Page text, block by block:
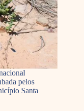
pelos
Santa